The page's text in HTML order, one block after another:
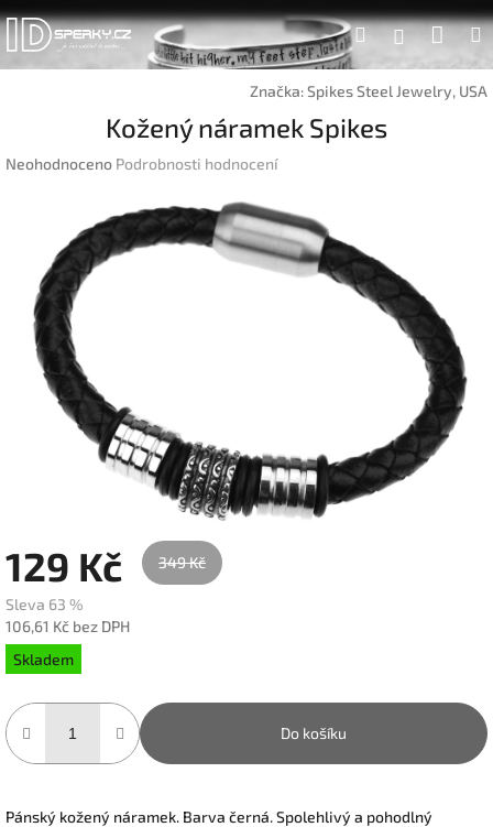
Přejít
na
obsah
Hledat
Značka:Spikes Steel Jewelry, USA
Kožený náramek Spikes
Průměrné
hvězdiček.
Neohodnoceno Podrobnosti hodnocení
129 Kč 349 Kč
Sleva 63 %
106,61 Kč bez DPH
Měrná
cena:
Skladem
Do košíku
Pánský kožený náramek. Barva černá. Spolehlivý a pohodlný